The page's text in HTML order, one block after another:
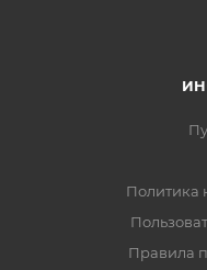
Политика
Правила